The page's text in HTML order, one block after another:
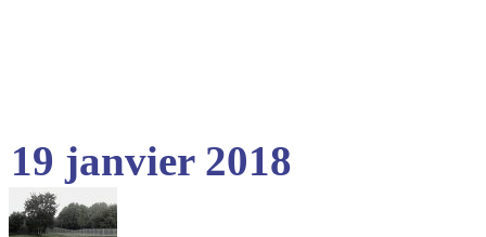
19 janvier 2018